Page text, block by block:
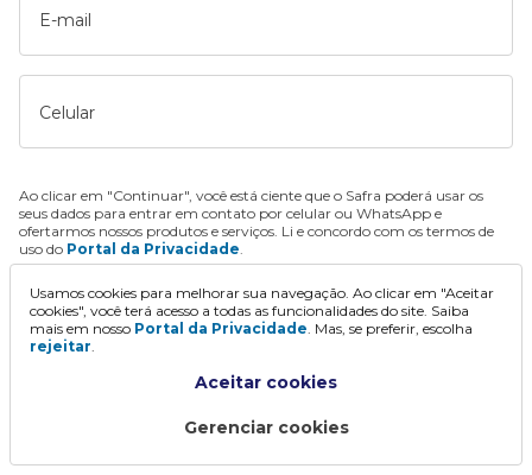
E-mail
Celular
Ao clicar em "Continuar", você está ciente que o Safra poderá usar os
seus dados para entrar em contato por celular ou WhatsApp e
ofertarmos nossos produtos e serviços. Li e concordo com os termos de
uso do Portal da Privacidade.
Continuar
Usamos cookies para melhorar sua navegação. Ao clicar em "Aceitar
cookies", você terá acesso a todas as funcionalidades do site. Saiba
mais em nosso Portal da Privacidade. Mas, se preferir, escolha
rejeitar.
Aceitar cookies
Gerenciar cookies